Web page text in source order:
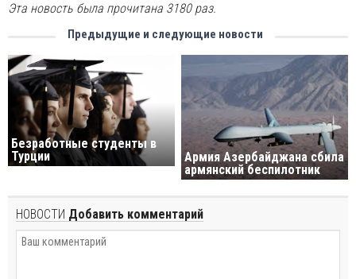
Эта новость была прочитана 3180 раз.
Предыдущие и следующие новости
Безработные студенты в
Турции
Армия Азербайджана сбила
армянский беспилотник
НОВОСТИ Добавить комментарий